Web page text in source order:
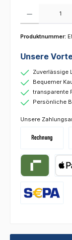
Produktnummer:
Unsere
Zuverlässige
Bequemer
transparente
Persönliche
Unsere